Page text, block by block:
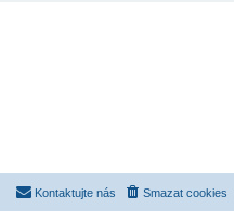
Smazat cookies
Kontaktujte nás